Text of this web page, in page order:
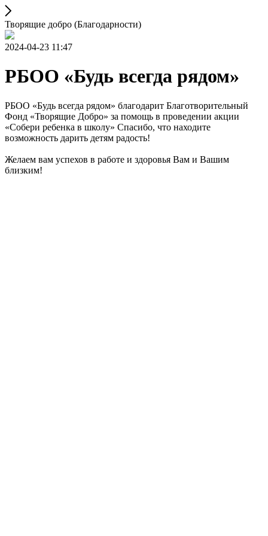
Творящие добро (Благодарности)
2024-04-23 11:47
РБОО «Будь всегда рядом»
РБОО «Будь всегда рядом» благодарит Благотворительный
Фонд «Творящие Добро» за помощь в проведении акции
«Собери ребенка в школу» Спасибо, что находите
возможность дарить детям радость!
Желаем вам успехов в работе и здоровья Вам и Вашим
близким!